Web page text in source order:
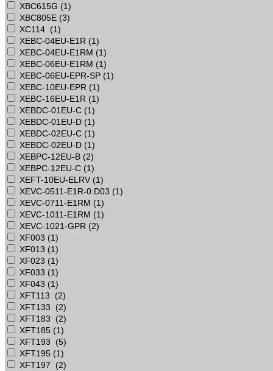
XBC615G (1)
XBC805E (3)
XC114 (1)
XEBC-04EU-E1R (1)
XEBC-04EU-E1RM (1)
XEBC-06EU-E1RM (1)
XEBC-06EU-EPR-SP (1)
XEBC-10EU-EPR (1)
XEBC-16EU-E1R (1)
XEBDC-01EU-C (1)
XEBDC-01EU-D (1)
XEBDC-02EU-C (1)
XEBDC-02EU-D (1)
XEBPC-12EU-B (2)
XEBPC-12EU-C (1)
XEFT-10EU-ELRV (1)
XEVC-0511-E1R-0.D03 (1)
XEVC-0711-E1RM (1)
XEVC-1011-E1RM (1)
XEVC-1021-GPR (2)
XF003 (1)
XF013 (1)
XF023 (1)
XF033 (1)
XF043 (1)
XFT113 (2)
XFT133 (2)
XFT183 (2)
XFT185 (1)
XFT193 (5)
XFT195 (1)
XFT197 (2)